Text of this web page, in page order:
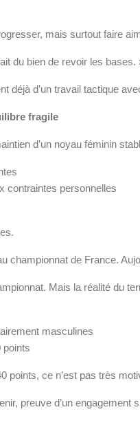
mais surtout faire
du bien de revoir les bases.
déjà d’un travail tactique
fragile
d’un noyau féminin
contraintes personnelles
championnat de France.
Mais la réalité du
masculines
points
points, ce n’est pas très
preuve d’un engagement